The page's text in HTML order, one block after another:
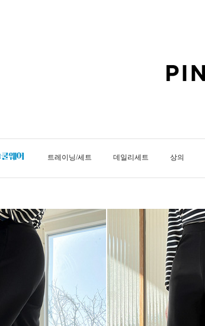
트레이닝/세트 데일리세트 상의